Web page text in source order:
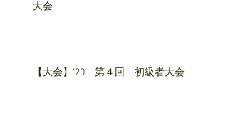
大会
【大会】'20 第４回 初級者大会